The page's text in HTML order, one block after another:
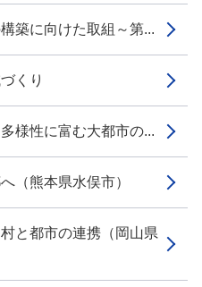
築に向けた取組～第...
くり
様性に富む大都市の...
（熊本県水俣市）
と都市の連携（岡山県